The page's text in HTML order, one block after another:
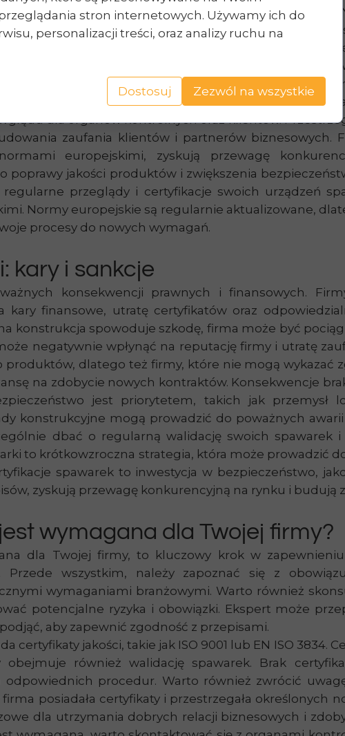
wymagań dotyczących walidacji spawarek.
zawiera szczegółowe wytyczne dotyczące procesów
określa wymagania jakości dotyczące spawania
tych norm, aby zapewnić zgodność swoich
dotyczące dokumentacji i zapisów
dotyczącą przeprowadzonych walidacji, użytych
dla organów kontrolnych oraz klientów.
zaufania klientów i partnerów biznesowych.
europejskimi, zyskują przewagę
jakości produktów i zwiększenia
przeglądy i certyfikacje swoich urządzeń
Normy europejskie są regularnie aktualizowane,
procesy do nowych wymagań.
kary i sankcje
konsekwencji prawnych i finansowych.
kary finansowe, utratę certyfikatów oraz
konstrukcja spowoduje szkodę, firma może być
negatywnie wpłynąć na reputację firmy i utratę
produktów, dlatego też firmy, które nie mogą wykazać
na zdobycie nowych kontraktów. Konsekwencje
jest priorytetem, takich jak przemysł
konstrukcyjne mogą prowadzić do poważnych awarii
dbać o regularną walidację swoich spawarek i
to krótkowzroczna strategia, która może prowadzić
spawarek to inwestycja w bezpieczeństwo,
zyskują przewagę konkurencyjną na rynku i budują
wymagana dla Twojej firmy?
dla Twojej firmy, to kluczowy krok w
wszystkim, należy zapoznać się z
wymaganiami branżowymi. Warto również
potencjalne ryzyka i obowiązki. Ekspert może
aby zapewnić zgodność z przepisami.
certyfikaty jakości, takie jak ISO 9001 lub EN ISO 3834.
również walidację spawarek. Brak
procedur. Warto również zwrócić
posiadała certyfikaty i przestrzegała określonych
dla utrzymania dobrych relacji biznesowych i
stron internetowych. Używamy ich do
personalizacji treści, oraz analizy ruchu na
Dostosuj Zezwól na wszystkie